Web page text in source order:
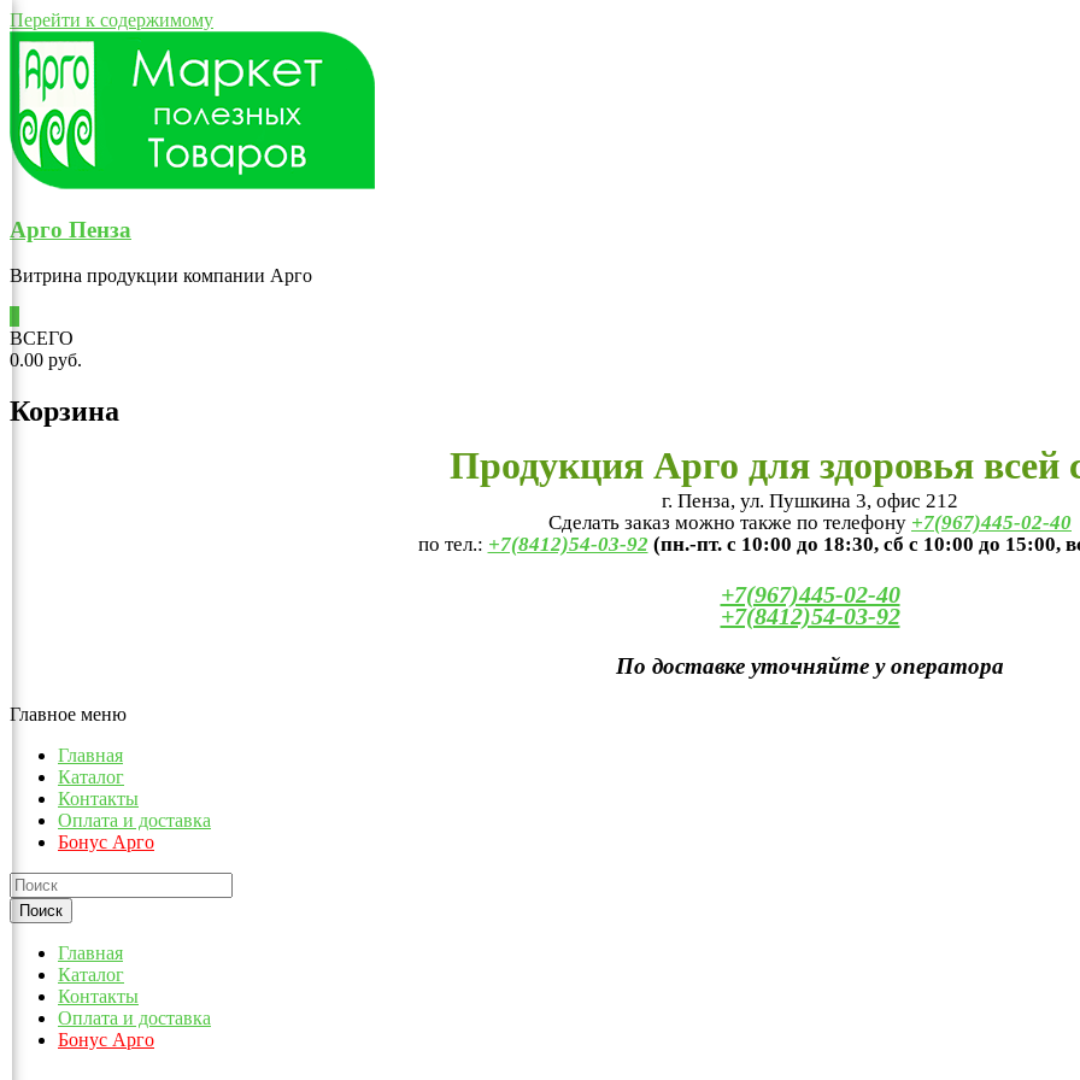
Перейти к содержимому
Арго Пенза
Витрина продукции компании Арго
ВСЕГО
0.00 руб.
Корзина
Продукция Арго для здоровья всей
г. Пенза, ул. Пушкина 3, офис 212
Сделать заказ можно также по телефону +7(967)445-02-40
по тел.: +7(8412)54-03-92 (пн.-пт. с 10:00 до 18:30, сб с 10:00 до 15:00,
+7(967)445-02-40
+7(8412)54-03-92
По доставке уточняйте у оператора
Главное меню
Главная
Каталог
Контакты
Оплата и доставка
Бонус Арго
Главная
Каталог
Контакты
Оплата и доставка
Бонус Арго